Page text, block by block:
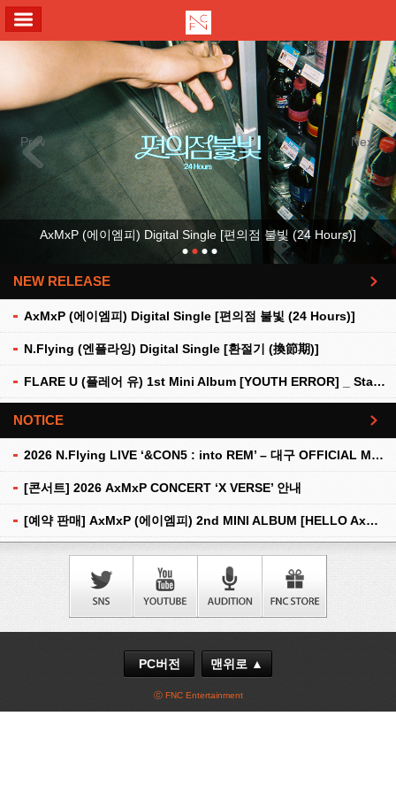
Previous Next
AxMxP (에이엠피) Digital Single [편의점 불빛 (24 Hours)]
NEW RELEASE
AxMxP (에이엠피) Digital Single [편의점 불빛 (24 Hours)]
N.Flying (엔플라잉) Digital Single [환절기 (換節期)]
FLARE U (플레어 유) 1st Mini Album [YOUTH ERROR] _ Stationery Kit Ver.
더보기
NOTICE
2026 N.Flying LIVE ‘&CON5 : into REM’ – 대구 OFFICIAL MD 현장 판매 안내
[콘서트] 2026 AxMxP CONCERT ‘X VERSE’ 안내
[예약 판매] AxMxP (에이엠피) 2nd MINI ALBUM [HELLO AxMxP] 예약 판매 안내
더보기
PC버전 맨위로 ▲
ⓒ FNC Entertainment